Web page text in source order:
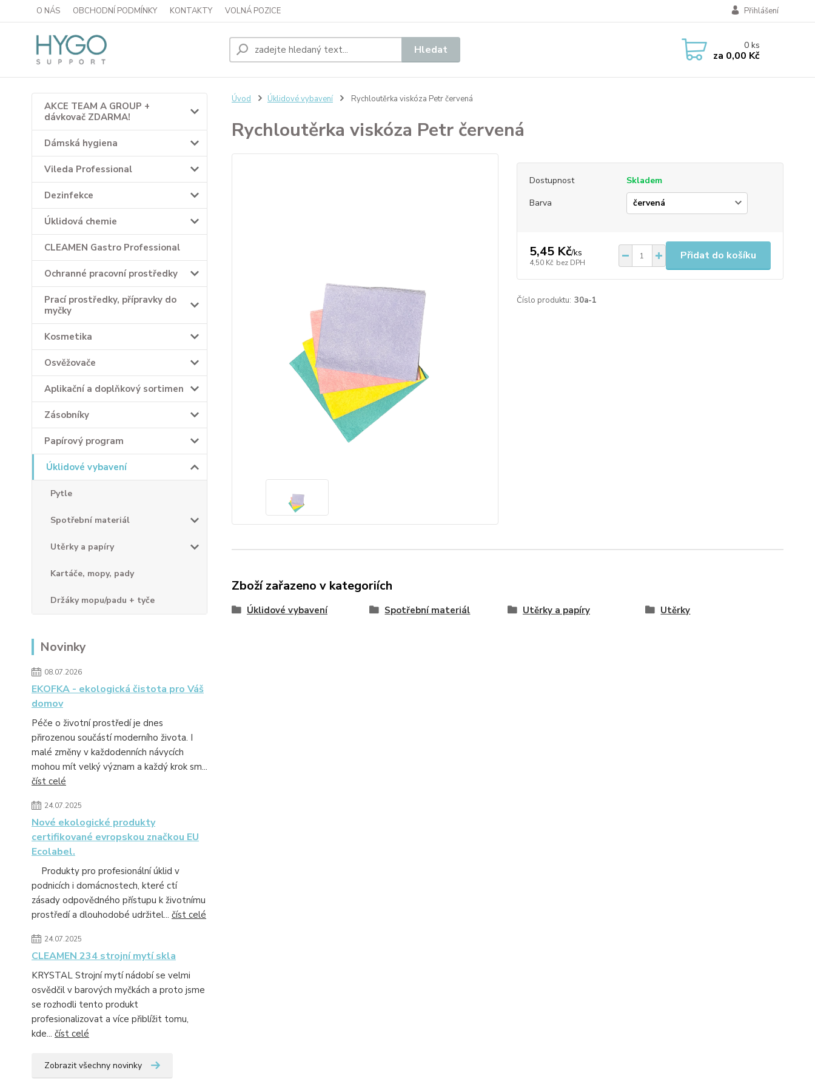
O NÁS OBCHODNÍ PODMÍNKY KONTAKTY VOLNÁ POZICE Přihlášení
Hledat 0ks
za 0,00 Kč
AKCE TEAM A GROUP +
dávkovač ZDARMA!
Dámská hygiena
Vileda Professional
Dezinfekce
Úklidová chemie
CLEAMEN Gastro Professional
Ochranné pracovní prostředky
Prací prostředky, přípravky do
myčky
Kosmetika
Osvěžovače
Aplikační a doplňkový sortimen
Zásobníky
Papírový program
Úklidové vybavení
Pytle
Spotřební materiál
Utěrky a papíry
Kartáče, mopy, pady
Držáky mopu/padu + tyče
Novinky
08.07.2026
EKOFKA - ekologická čistota pro Váš
domov
Péče o životní prostředí je dnes
přirozenou součástí moderního života. I
malé změny v každodenních návycích
mohou mít velký význam a každý krok sm...
číst celé
24.07.2025
Nové ekologické produkty
certifikované evropskou značkou EU
Ecolabel.
Produkty pro profesionální úklid v
podnicích i domácnostech, které ctí
zásady odpovědného přístupu k životnímu
prostředí a dlouhodobé udržitel... číst celé
24.07.2025
CLEAMEN 234 strojní mytí skla
KRYSTAL Strojní mytí nádobí se velmi
osvědčil v barových myčkách a proto jsme
se rozhodli tento produkt
profesionalizovat a více přiblížit tomu,
kde... číst celé
Zobrazit všechny novinky
Úvod Úklidové vybavení Rychloutěrka viskóza Petr červená
Rychloutěrka viskóza Petr červená
Dostupnost
Skladem
Barva
5,45 Kč/ks
4,50 Kč bez DPH
Přidat do košíku
Číslo produktu: 30a-1
Zboží zařazeno v kategoriích
Úklidové vybavení Spotřební materiál Utěrky a papíry Utěrky